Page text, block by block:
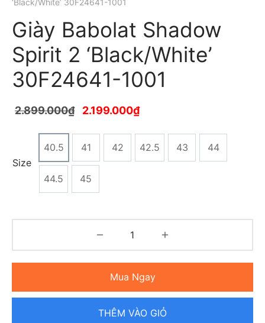
‘Black/White’ 30F24641-1001
Giày Babolat Shadow
Spirit 2 ‘Black/White’
30F24641-1001
2.899.000₫ 2.199.000₫
Size
40.5 41 42 42.5 43 44
44.5 45
Mua Ngay
THÊM VÀO GIỎ